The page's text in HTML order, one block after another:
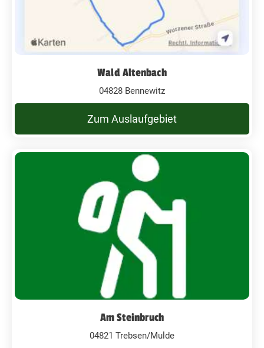
Wald Altenbach
04828 Bennewitz
Zum Auslaufgebiet
Am Steinbruch
04821 Trebsen/Mulde